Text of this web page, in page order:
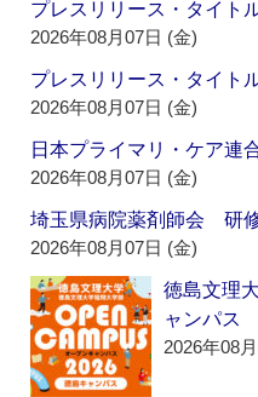
プレスリリース・タイ
2026年08月07日 (金)
プレスリリース・タイ
2026年08月07日 (金)
日本プライマリ・ケア
2026年08月07日 (金)
埼玉県病院薬剤師会 研
2026年08月07日 (金)
徳島文理
ャンパス
2026年08